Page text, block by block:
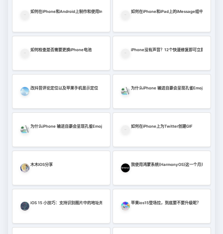
如何在iPhone和Android上制作和使用Instagram Avatar如何在iPhone和iPad上的iMessage组中创建民意
如何检查是否需要更换iPhone电池 iPhone没有声音？12个快速修复即可立即尝试！
改抖音评论定位以及苹果手机显示定位 为什么iPhone 输进自豪会呈现孔雀Emoji 图案？苹
为什么iPhone 输进自豪会呈现孔雀Emoji 图案？苹果不告知你的奥秘如何在iPhone上为Twitter创建GIF
木木IOS分享 我使用鸿蒙系统(HarmonyOS)这一个月来的感受
iOS 15 小技巧：支持识别图片中的地址并跳转到地图 苹果ios15登场拉，到底要不要升级呢？